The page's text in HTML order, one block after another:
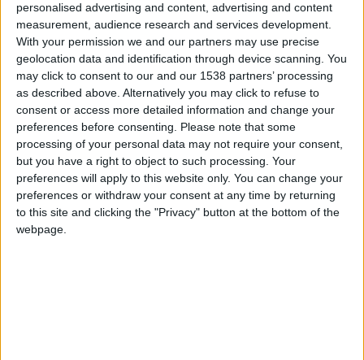
personalised advertising and content, advertising and content
measurement, audience research and services development.
With your permission we and our partners may use precise
geolocation data and identification through device scanning. You
may click to consent to our and our 1538 partners’ processing
as described above. Alternatively you may click to refuse to
consent or access more detailed information and change your
preferences before consenting. Please note that some
processing of your personal data may not require your consent,
but you have a right to object to such processing. Your
preferences will apply to this website only. You can change your
preferences or withdraw your consent at any time by returning
to this site and clicking the "Privacy" button at the bottom of the
webpage.
Folarin Balogun a vécu une rencontre tout en contrastes, dans
la nuit de mercredi à jeudi. L’attaquant de l’AS Monaco et les
États-Unis, qui affrontaient la Bosnie-Herzégovine en 16 es
de finale de la Coupe du monde, se sont qualifiés pour le tour
suivant (2-0). En grande forme, l’Américain de 24 ans a réalisé
une belle première période, lors de laquelle il a inscrit un but
plein d’opportunisme sur un appel en profondeur qui a,
comme souvent, fait mal à l’arrière-garde adverse. Balogun
s’est aussi vu refuser un potentiel pénalty et un but entaché
d’un hors-jeu.
Mais en seconde période, les choses se sont moins bien